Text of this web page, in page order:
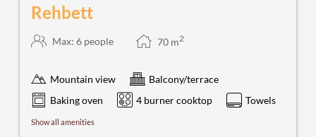
Rehbett
Max: 6 people 70 m2
Mountain view
Balcony/terrace
Baking oven
4 burner cooktop Towels
Show all amenities